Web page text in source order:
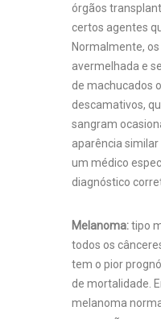
órgãos
certos agentes
Normalmente,
avermelhada e
de machucados
descamativos,
sangram
aparência
um médico
diagnóstico
Melanoma:tipo
todos os
tem o pior
de mortalidade.
melanoma